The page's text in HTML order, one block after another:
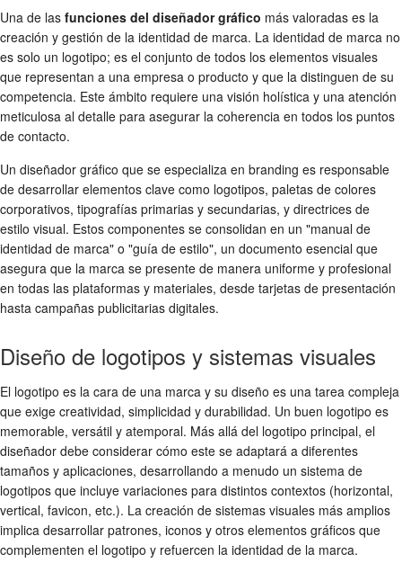
Una de las funciones del diseñador gráfico más valoradas es la
creación y gestión de la identidad de marca. La identidad de marca no
es solo un logotipo; es el conjunto de todos los elementos visuales
que representan a una empresa o producto y que la distinguen de su
competencia. Este ámbito requiere una visión holística y una atención
meticulosa al detalle para asegurar la coherencia en todos los puntos
de contacto.
Un diseñador gráfico que se especializa en branding es responsable
de desarrollar elementos clave como logotipos, paletas de colores
corporativos, tipografías primarias y secundarias, y directrices de
estilo visual. Estos componentes se consolidan en un "manual de
identidad de marca" o "guía de estilo", un documento esencial que
asegura que la marca se presente de manera uniforme y profesional
en todas las plataformas y materiales, desde tarjetas de presentación
hasta campañas publicitarias digitales.
Diseño de logotipos y sistemas visuales
El logotipo es la cara de una marca y su diseño es una tarea compleja
que exige creatividad, simplicidad y durabilidad. Un buen logotipo es
memorable, versátil y atemporal. Más allá del logotipo principal, el
diseñador debe considerar cómo este se adaptará a diferentes
tamaños y aplicaciones, desarrollando a menudo un sistema de
logotipos que incluye variaciones para distintos contextos (horizontal,
vertical, favicon, etc.). La creación de sistemas visuales más amplios
implica desarrollar patrones, iconos y otros elementos gráficos que
complementen el logotipo y refuercen la identidad de la marca.